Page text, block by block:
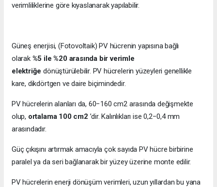
verimliliklerine göre kıyaslanarak yapılabilir.
Güneş enerjisi, (Fotovoltaik) PV hücrenin yapısına bağlı
olarak %5 ile %20 arasında bir verimle
elektriğedönüştürülebilir. PV hücrelerin yüzeyleri genellikle
kare, dikdörtgen ve daire biçimindedir.
PV hücrelerin alanları da, 60−160 cm2 arasında değişmekte
olup, ortalama 100 cm2 ’dir. Kalınlıkları ise 0,2−0,4 mm
arasındadır.
Güç çıkışını artırmak amacıyla çok sayıda PV hücre birbirine
paralel ya da seri bağlanarak bir yüzey üzerine monte edilir.
PV hücrelerin enerji dönüşüm verimleri, uzun yıllardan bu yana